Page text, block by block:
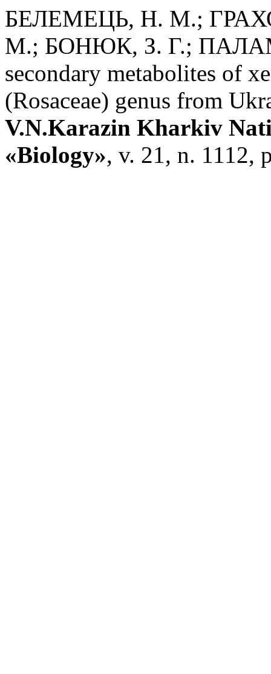
БЕЛЕМЕЦЬ, Н. М.;
М.; БОНЮК, З. Г.;
secondary metabolites of
(Rosaceae) genus from
V.N.Karazin Kharkiv
«Biology», v. 21, n. 1112,